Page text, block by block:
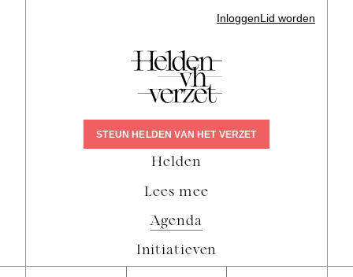
STEUN HELDEN VAN HET VERZET
Inloggen Lid worden
Helden
Lees mee
Agenda
Initiatieven